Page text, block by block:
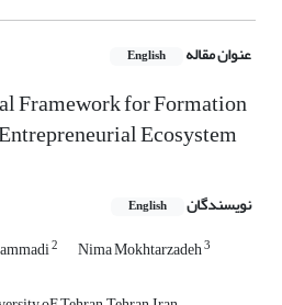
عنوان مقاله English
Framework for Formation
Ecosystem
نویسندگان English
2 Nima Mokhtarzadeh3